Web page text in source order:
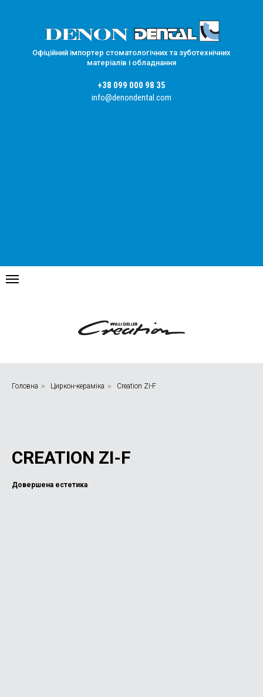
Офіційний імпортер стоматологічних та зуботехнічних
матеріалів і обладнання
+38 099 000 98 35
info@denondental.com
Головна » Циркон-кераміка » Creation ZI-F
CREATION ZI-F
Довершена естетика